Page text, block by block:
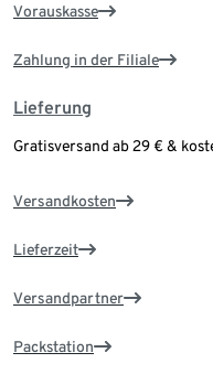
Vorauskasse
Zahlung in der Filiale
Lieferung
Gratisversand ab 29 € &
Versandkosten
Lieferzeit
Versandpartner
Packstation